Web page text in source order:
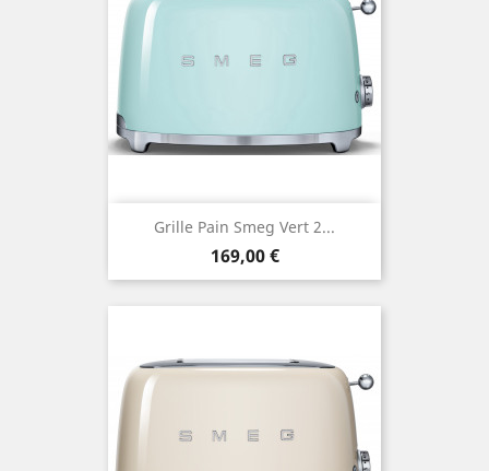
Grille Pain Smeg Vert 2...
Prix
169,00 €